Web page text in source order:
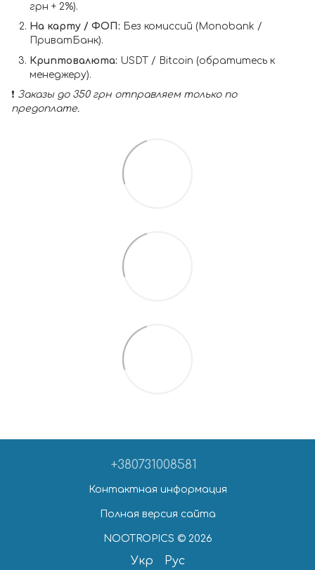
грн + 2%).
На карту / ФОП: Без комиссий (Monobank /
ПриватБанк).
Криптовалюта: USDT / Bitcoin (обратитесь к
менеджеру).
❗️ Заказы до 350 грн отправляем только по
предоплате.
+380731008581
Контактная информация
Полная версия сайта
NOOTROPICS © 2026
Укр Рус